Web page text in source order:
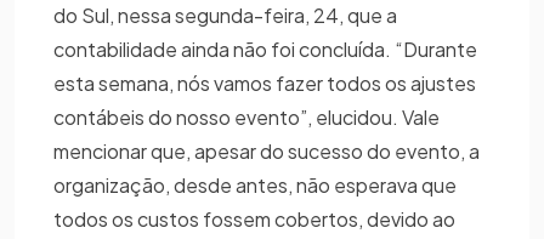
do Sul, nessa segunda-feira, 24, que a
contabilidade ainda não foi concluída. “Durante
esta semana, nós vamos fazer todos os ajustes
contábeis do nosso evento”, elucidou. Vale
mencionar que, apesar do sucesso do evento, a
organização, desde antes, não esperava que
todos os custos fossem cobertos, devido ao